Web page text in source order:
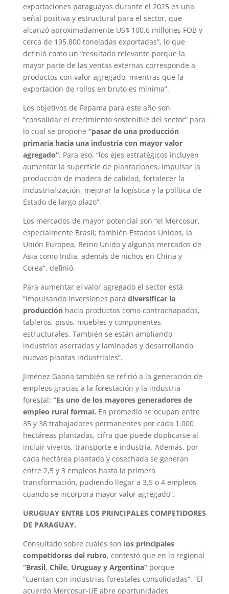
exportaciones paraguayas durante el 2025 es una
señal positiva y estructural para el sector, que
alcanzó aproximadamente US$ 100,6 millones FOB y
cerca de 195.800 toneladas exportadas”, lo que
definió como un “resultado relevante porque la
mayor parte de las ventas externas corresponde a
productos con valor agregado, mientras que la
exportación de rollos en bruto es mínima”.
Los objetivos de Fepama para este año son
“consolidar el crecimiento sostenible del sector” para
lo cual se propone “pasar de una producción
primaria hacia una industria con mayor valor
agregado”. Para eso, “los ejes estratégicos incluyen
aumentar la superficie de plantaciones, impulsar la
producción de madera de calidad, fortalecer la
industrialización, mejorar la logística y la política de
Estado de largo plazo”.
Los mercados de mayor potencial son “el Mercosur,
especialmente Brasil; también Estados Unidos, la
Unión Europea, Reino Unido y algunos mercados de
Asia como India, además de nichos en China y
Corea”, definió.
Para aumentar el valor agregado el sector está
“impulsando inversiones para diversificar la
producciónhacia productos como contrachapados,
tableros, pisos, muebles y componentes
estructurales. También se están ampliando
industrias aserradas y laminadas y desarrollando
nuevas plantas industriales”.
Jiménez Gaona también se refirió a la generación de
empleos gracias a la forestación y la industria
forestal: “Es uno de los mayores generadores de
empleo rural formal. En promedio se ocupan entre
35 y 38 trabajadores permanentes por cada 1.000
hectáreas plantadas, cifra que puede duplicarse al
incluir viveros, transporte e industria. Además, por
cada hectárea plantada y cosechada se generan
entre 2,5 y 3 empleos hasta la primera
transformación, pudiendo llegar a 3,5 o 4 empleos
cuando se incorpora mayor valor agregado”.
URUGUAY ENTRE LOS PRINCIPALES COMPETIDORES
DE PARAGUAY.
Consultado sobre cuáles son los principales
competidores del rubro, contestó que en lo regional
“Brasil, Chile, Uruguay y Argentina” porque
“cuentan con industrias forestales consolidadas”. “El
acuerdo Mercosur-UE abre oportunidades